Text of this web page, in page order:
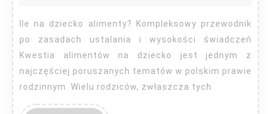
po zasadach ustalania i wysokości świadczeń
Kwestia alimentów na dziecko jest jednym z
najczęściej poruszanych tematów w polskim prawie
rodzinnym. Wielu rodziców, zwłaszcza tych